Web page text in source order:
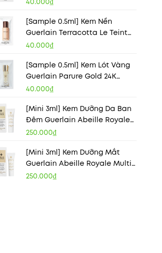
[Sample 0.5ml] Kem Nền
Guerlain Terracotta Le Teint
Glow Foundation
40.000₫
[Sample 0.5ml] Kem Lót Vàng
Guerlain Parure Gold 24K
Radiance Booster Perfection
40.000₫
[Mini 3ml] Kem Dưỡng Da Ban
Đêm Guerlain Abeille Royale
Honey Treatment Night Cream
250.000₫
[Mini 3ml] Kem Dưỡng Mắt
Guerlain Abeille Royale Multi-
Wrinkle Minimizer Eye Cream
250.000₫